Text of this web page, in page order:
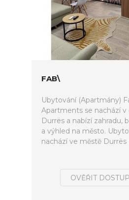
FAB\
Ubytování (Apartmány)
Apartments se nachází v
Durrës a nabízí zahradu,
a výhled na město.
nachází ve městě Durrës
OVĚŘIT